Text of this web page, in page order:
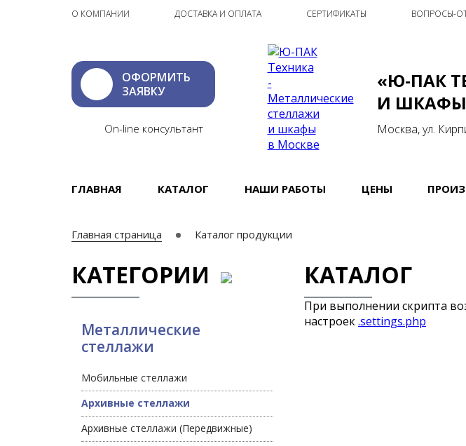
О КОМПАНИИ ДОСТАВКА И ОПЛАТА СЕРТИФИКАТЫ ВОПРОСЫ-
«Ю-ПАК
И ШКАФЫ
Москва, ул.
ОФОРМИТЬ
ЗАЯВКУ
On-line консультант
ГЛАВНАЯ КАТАЛОГ НАШИ РАБОТЫ ЦЕНЫ
Главная страница Каталог продукции
КАТЕГОРИИ
Металлические
стеллажи
Мобильные стеллажи
Архивные стеллажи
Архивные стеллажи (Передвижные)
КАТАЛОГ
При выполнении скрипта
настроек.settings.php